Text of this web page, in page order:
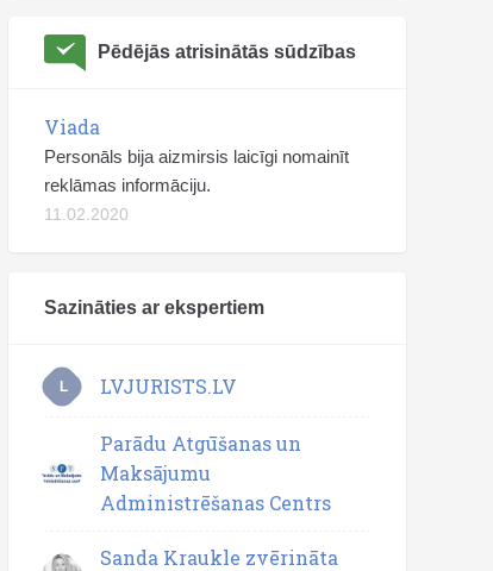
Pēdējās atrisinātās sūdzības
Viada
Personāls bija aizmirsis laicīgi nomainīt
reklāmas informāciju.
11.02.2020
Sazināties ar ekspertiem
L LVJURISTS.LV
Parādu Atgūšanas un
Maksājumu
Administrēšanas Centrs
Sanda Kraukle zvērināta